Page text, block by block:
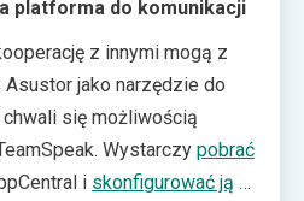
nagrań wideo z serwisów
z kanałów użytkownika, jak
platforma do komunikacji
z innymi mogą z
jako narzędzie do
się możliwością
Wystarczy pobrać
i skonfigurować ją w